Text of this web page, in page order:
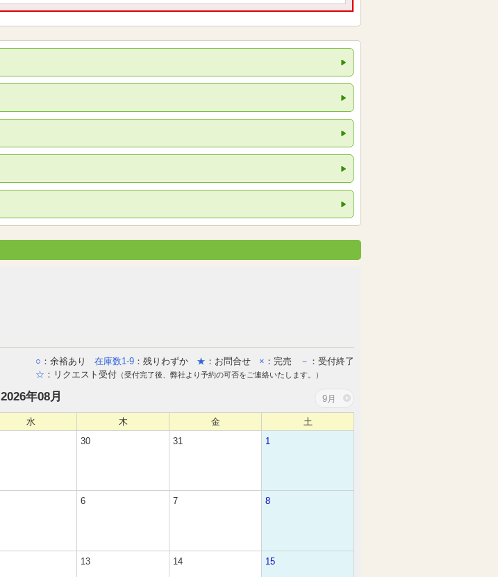
○ ：余裕あり 在庫数1-9 ：残りわずか ★ ：お問合せ × ：完売 － ：受付終了
☆ ：リクエスト受付 （受付完了後、弊社より予約の可否をご連絡いたします。）
2026年08月 9月
水 木 金
土
30 31 1
6 7 8
13 14 15